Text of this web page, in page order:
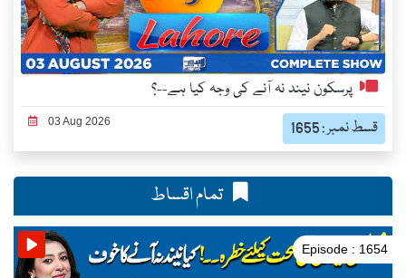
پرسکون نیند نہ آنے کی وجہ کیا ہے--؟
03 Aug 2026 قسط نمبر : 1655
تمام اقساط
Episode : 1654